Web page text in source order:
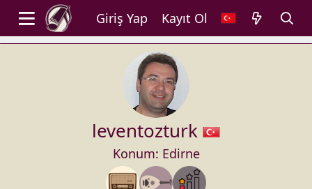
Giriş Yap Kayıt Ol
leventozturk
Konum: Edirne